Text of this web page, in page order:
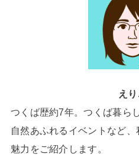
えり
つくば歴約7年。つくば暮
自然あふれるイベントなど
魅力をご紹介します。